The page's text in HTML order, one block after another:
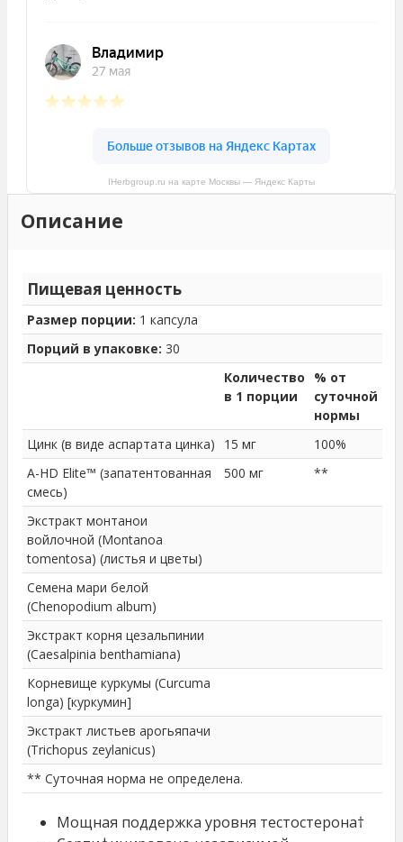
IHerbgroup.ru на карте Москвы — Яндекс Карты
Описание
Пищевая ценность
Размер порции: 1 капсула
Порций в упаковке: 30
Количество
в 1 порции
% от
суточной
нормы
Цинк (в виде аспартата цинка)
15 мг
100%
A-HD Elite™ (запатентованная
смесь)
500 мг **
Экстракт монтанои
войлочной (Montanoa
tomentosa) (листья и цветы)
Семена мари белой
(Chenopodium album)
Экстракт корня цезальпинии
(Caesalpinia benthamiana)
Корневище куркумы (Curcuma
longa) [куркумин]
Экстракт листьев арогьяпачи
(Trichopus zeylanicus)
** Суточная норма не определена.
Мощная поддержка уровня тестостерона†